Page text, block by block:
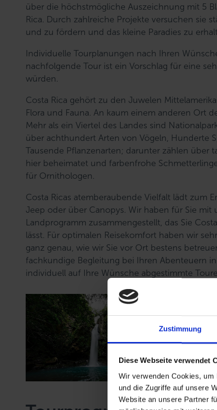
Zustimmung
Diese Webseite verwendet
Wir verwenden Cookies,
und die Zugriffe auf unsere
Website an unsere Partner
über die höchstmögliche Auszeichnung mit 5
Rica. Durch zahlreiche Projekte versuchen sie
und zu fördern und das kleine Paradies zu
Individuelle Tourplanungen nach Ihren
nachfolgende Tour ist ein Vorschlag für eine
würden.
Costa Rica gehört zu den Juwelen
Flora und Fauna. An kaum einem anderen Ort
Mehr als ein Viertel des Landes sind
über achthundert Arten von Vögeln, Hunderte
Tausende Pflanzenarten; darunter zählen über
hier beheimatet und farbenfrohe
für Ornithologen.
Costa Ricas atemberaubende Vielfalt lädt zum
Jeep oder über Canopys. Wir haben für Sie
Landprogramm zusammengestellt, das Sie
lässt. Für optimalen Reisekomfort haben wir
ganz genau, wie wir Sie vor Ort bestens
fachkundige Begleitung bei Ihren Abenteuern
individuell auf Ihre Wünsche abgestimmte